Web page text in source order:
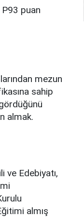
P93 puan
mezun
sahip
almak.
ve Edebiyatı,
almış